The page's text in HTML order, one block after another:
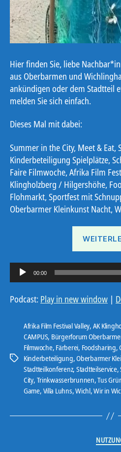
Hier finden Sie, liebe
aus Oberbarmen und
ankündigen oder dem Stadtteil
melden Sie sich einfach.
Dieses Mal mit dabei:
Summer in the City, Meet & Eat,
Kinderbeteiligung Spielplätze,
Faire Filmwoche, Afrika Film
Klingholzberg / Hilgershöhe,
Flohmarkt, Sportfest mit
Oberbarmer Kleinkunst Nacht,
u
d
l
r
00:00
Podcast: Play in new window |
Schlagwörter
Afrika Film Festival Valley, AK
CAMPUS, Bürgerforum
Filmwoche, Färberei, Foodsharing,
Kinderbeteiligung,Oberbarmer
Stadtteilkonferenz, Stadtteilservice,
City, Trinkwasserbrunnen,Tus
Game, Villa Luhns,Wichl,Wir in